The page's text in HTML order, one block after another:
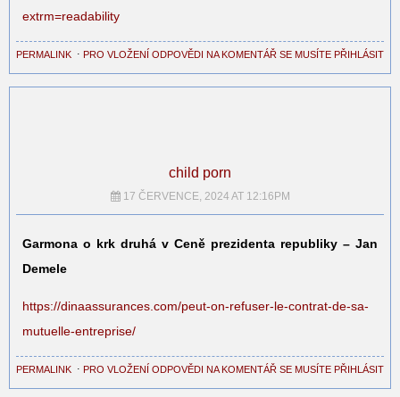
extrm=readability
PERMALINK ⋅ PRO VLOŽENÍ ODPOVĚDI NA KOMENTÁŘ SE MUSÍTE PŘIHLÁSIT
child porn
17 ČERVENCE, 2024 AT 12:16PM
Garmona o krk druhá v Ceně prezidenta republiky – Jan
Demele
https://dinaassurances.com/peut-on-refuser-le-contrat-de-sa-
mutuelle-entreprise/
PERMALINK ⋅ PRO VLOŽENÍ ODPOVĚDI NA KOMENTÁŘ SE MUSÍTE PŘIHLÁSIT